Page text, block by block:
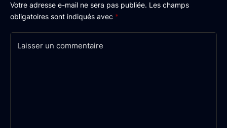
Votre adresse e-mail ne sera pas publiée. Les champs
obligatoires sont indiqués avec *